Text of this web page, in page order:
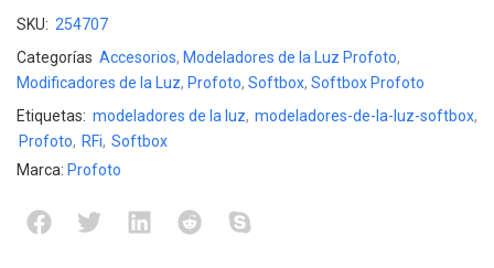
SKU: 254707
Categorías Accesorios, Modeladores de la Luz Profoto,
Modificadores de la Luz, Profoto, Softbox, Softbox Profoto
Etiquetas: modeladores de la luz, modeladores-de-la-luz-softbox,
Profoto, RFi, Softbox
Marca: Profoto